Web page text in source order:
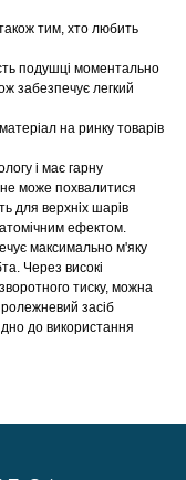
тим, хто любить
подушці моментально
забезпечує легкий
на ринку товарів
і має гарну
може похвалитися
для верхніх шарів
ефектом.
максимально м'яку
Через високі
тиску, можна
засіб
до використання